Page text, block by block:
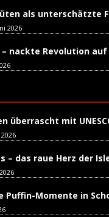
als unterschätzte
2026
– nackte Revolution auf
überrascht mit
– das raue Herz der
Puffin-Momente in